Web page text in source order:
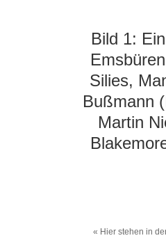
Bild 1:
Silies,
Bußmann
Martin
« Hier stehen in